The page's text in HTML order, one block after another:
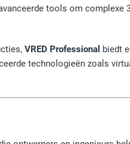
tools om complexe
VRED Professional biedt
technologieën zoals